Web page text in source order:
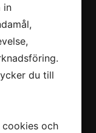
in
du till
cookies och